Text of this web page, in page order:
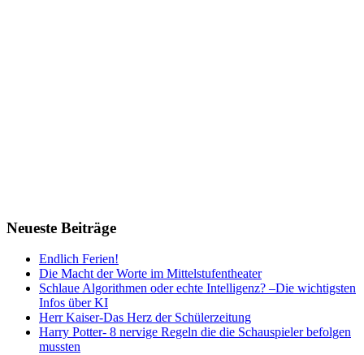
Neueste Beiträge
Endlich Ferien!
Die Macht der Worte im Mittelstufentheater
Schlaue Algorithmen oder echte Intelligenz? –Die wichtigsten
Infos über KI
Herr Kaiser-Das Herz der Schülerzeitung
Harry Potter- 8 nervige Regeln die die Schauspieler befolgen
mussten